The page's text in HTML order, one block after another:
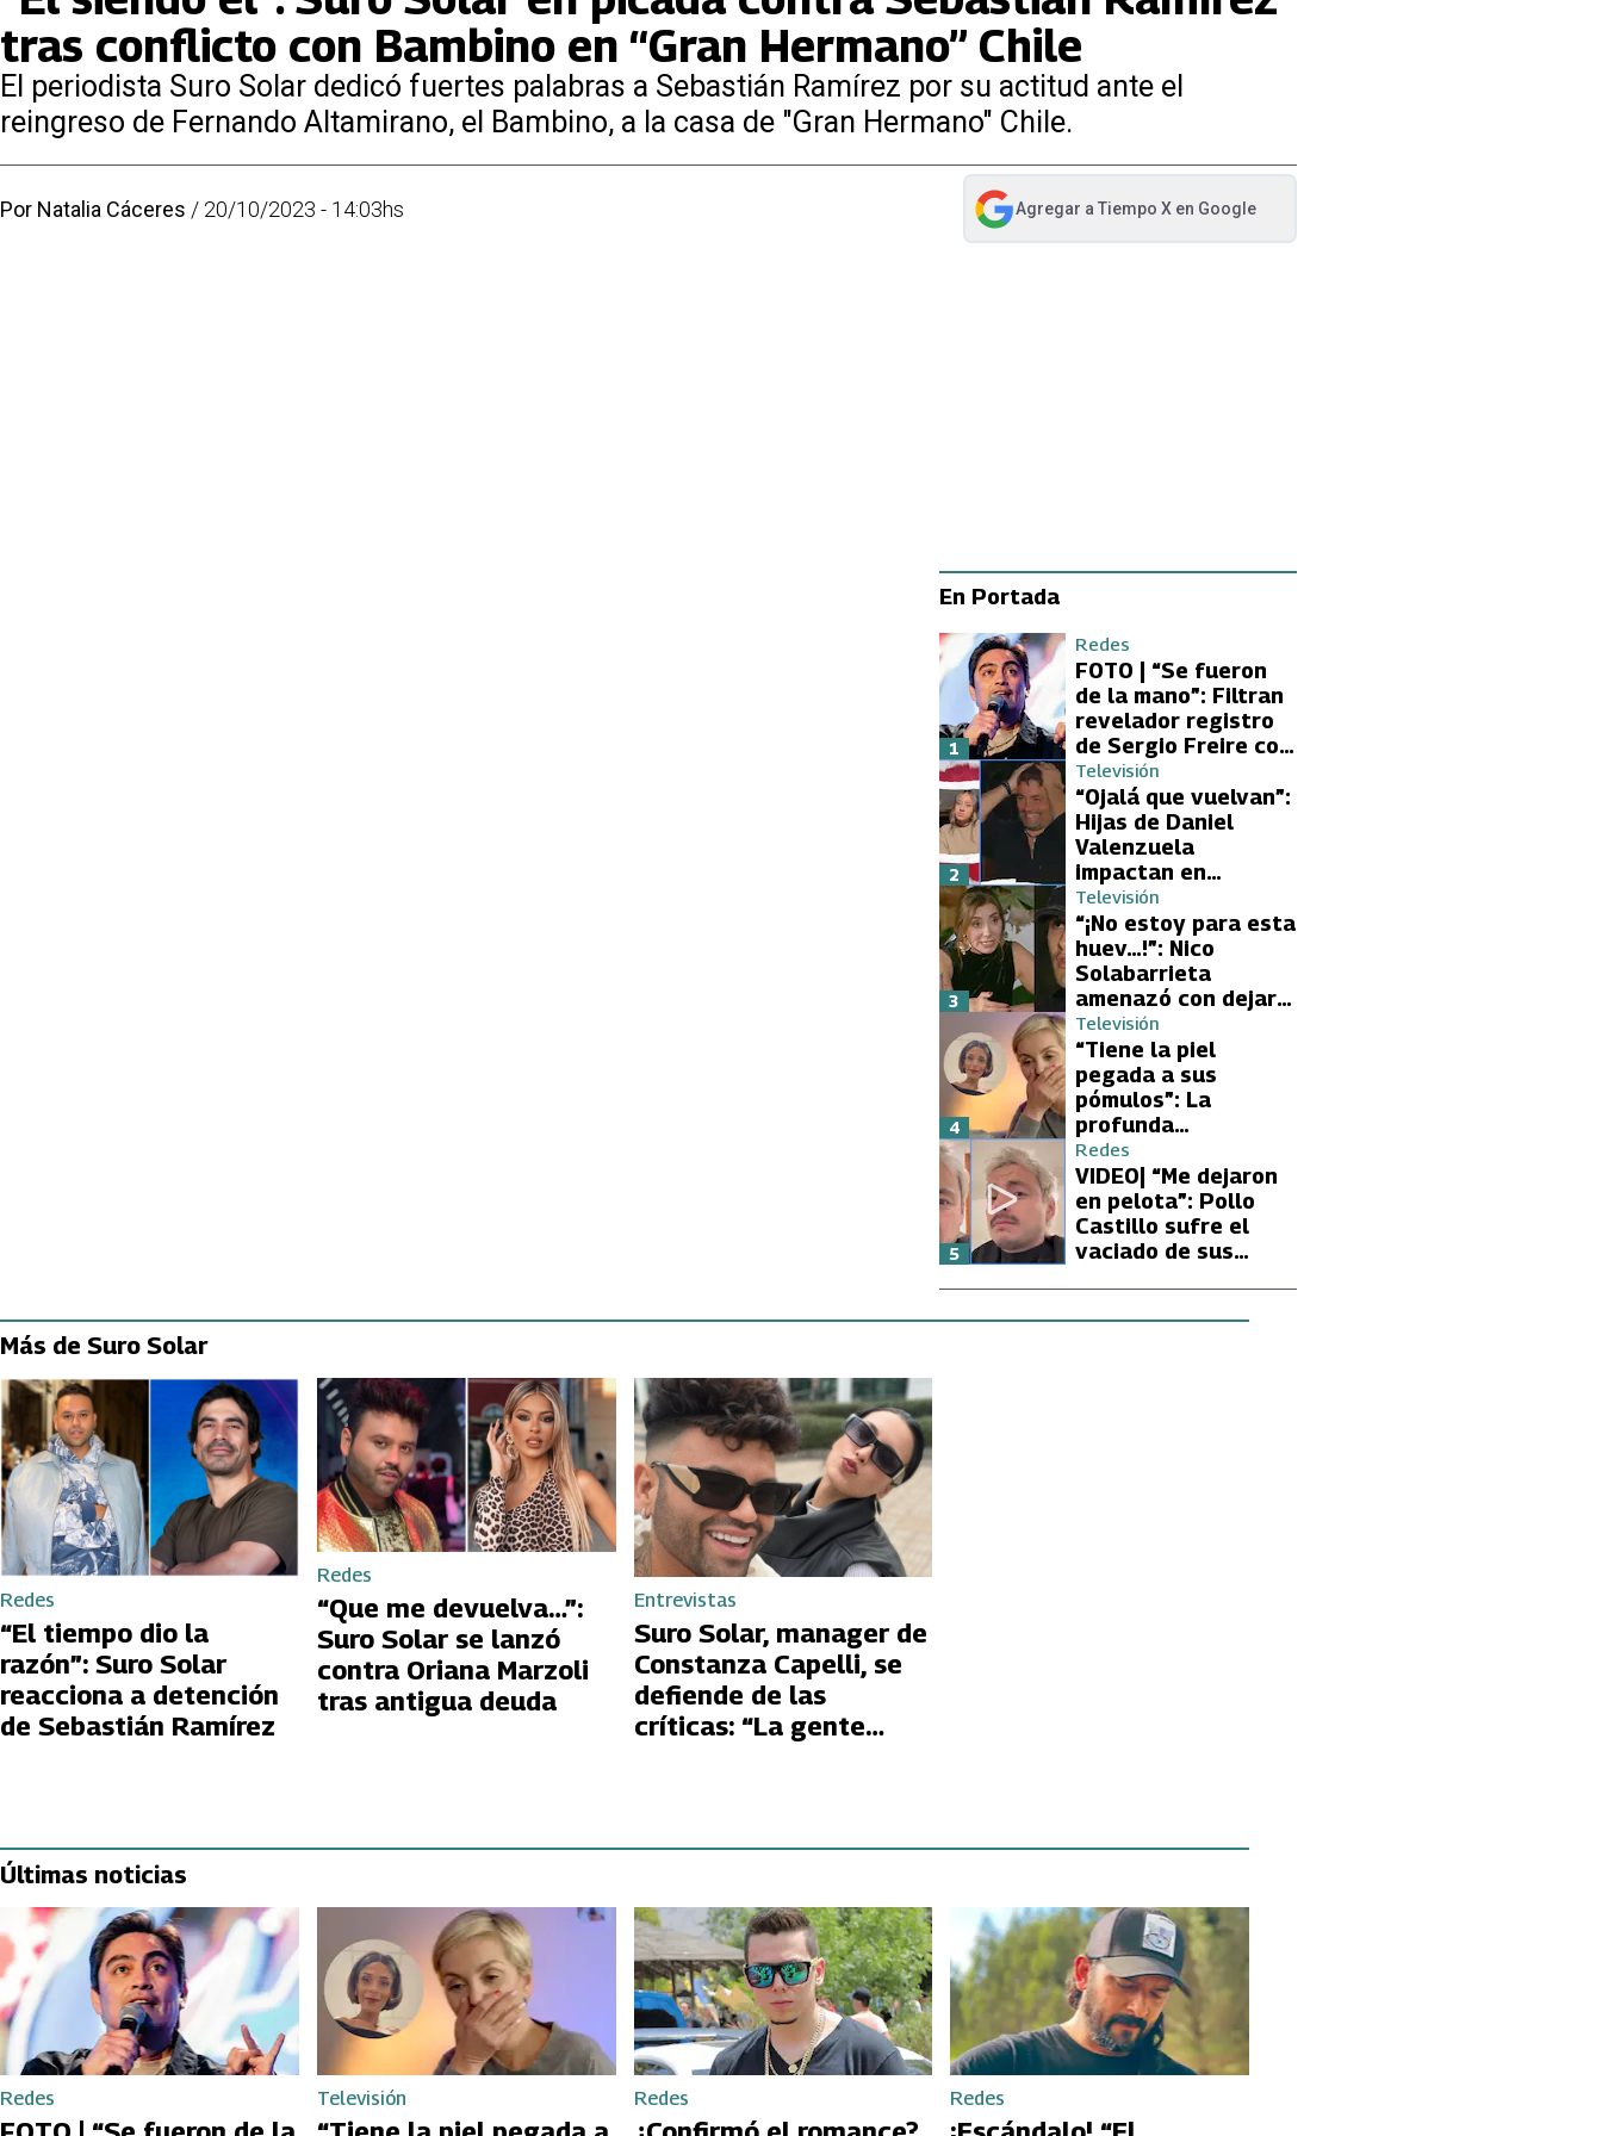
tras conflicto con Bambino en “Gran Hermano” Chile
El periodista Suro Solar dedicó fuertes palabras a Sebastián Ramírez por su actitud ante el
reingreso de Fernando Altamirano, el Bambino, a la casa de "Gran Hermano" Chile.
Por Natalia Cáceres / 20/10/2023 - 14:03hs Agregar a Tiempo Xen Google
abre en nueva pestaña
En Portada
Redes
FOTO | “Se fueron
de la mano”: Filtran
revelador registro
de Sergio Freire con
supuesta nueva
conquista
1
Televisión
“Ojalá que vuelvan”:
Hijas de Daniel
Valenzuela
impactan en
Volverías con tu Ex
2 con directa
petición a su papá
sobre Yamila Reyna
2
Televisión
“¡No estoy para esta
huev…!”: Nico
Solabarrieta
amenazó con dejar
Volverías con tu Ex
tras encontrón con
Carmen Gloria
Arroyo
3
Televisión
“Tiene la piel
pegada a sus
pómulos”: La
profunda
preocupación de
Fran García-
Huidobro por la
extrema delgadez
de Kathy Orellana
4
Redes
VIDEO| “Me dejaron
en pelota”: Pollo
Castillo sufre el
vaciado de sus
5
Más de Suro Solar
Redes
“El tiempo dio la
razón”: Suro Solar
reacciona a detención
de Sebastián Ramírez
Redes
“Que me devuelva…”:
Suro Solar se lanzó
contra Oriana Marzoli
tras antigua deuda
Entrevistas
Suro Solar, manager de
Constanza Capelli, se
defiende de las
críticas: “La gente
Últimas noticias
Redes Televisión Redes Redes